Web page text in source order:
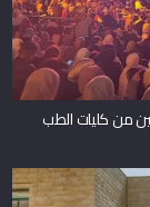
من كليات الطب